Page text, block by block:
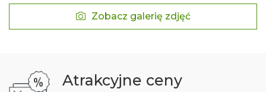
Zobacz galerię zdjęć
Atrakcyjne ceny